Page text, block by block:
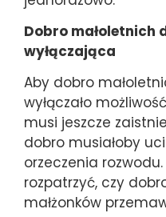
Dobro małoletnich
wyłączająca
Aby dobro
wyłączało
musi jeszcze
dobro musiałoby
orzeczenia
rozpatrzyć, czy
małżonków